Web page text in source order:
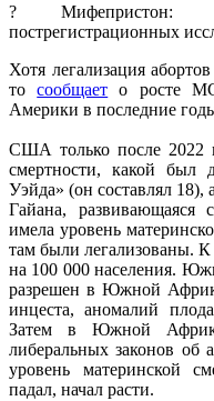
? Мифепристон:
пострегистрационных
Хотя легализация
тосообщает о росте
Америки в последние
США только после 2022
смертности, какой был
Уэйда» (он составлял 18),
Гайана, развивающаяся
имела уровень
там были легализованы.
на 100 000 населения.
разрешен в Южной
инцеста, аномалий
Затем в Южной
либеральных законов об
уровень материнской
падал, начал расти.